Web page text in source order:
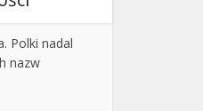
Polki nadal
nazw